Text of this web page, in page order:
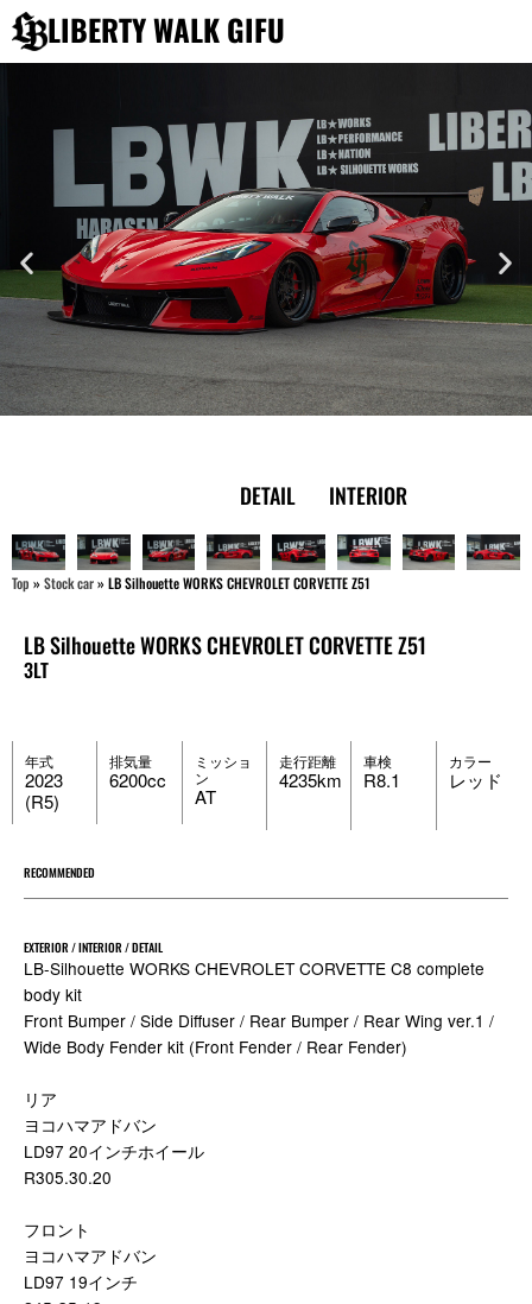
容
を
LIBERTY WALK GIFU
DETAIL INTERIOR
Top »Stock car»LB Silhouette WORKS CHEVROLET CORVETTE Z51
LB Silhouette WORKS CHEVROLET CORVETTE Z51
3LT
年式
2023
(R5)
排気量
6200cc
ミッショ
ン
AT
走行距離
4235km
車検
R8.1
カラー
レッド
RECOMMENDED
EXTERIOR / INTERIOR / DETAIL
LB-Silhouette WORKS CHEVROLET CORVETTE C8 complete
body kit
Front Bumper / Side Diffuser / Rear Bumper / Rear Wing ver.1 /
Wide Body Fender kit (Front Fender / Rear Fender)
リア
ヨコハマアドバン
LD97 20インチホイール
R305.30.20
フロント
ヨコハマアドバン
LD97 19インチ